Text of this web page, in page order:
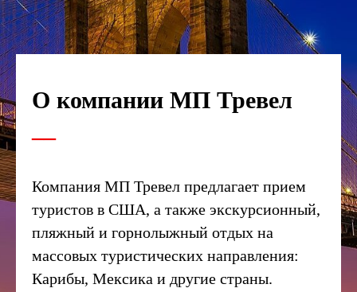
О компании МП Тревел
Компания МП Тревел предлагает прием
туристов в США, а также экскурсионный,
пляжный и горнолыжный отдых на
массовых туристических направления:
Карибы, Мексика и другие страны.